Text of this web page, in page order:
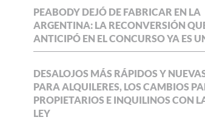
PEABODY DEJÓ DE FABRICAR EN LA
ARGENTINA: LA RECONVERSIÓN
ANTICIPÓ EN EL CONCURSO YA ES
DESALOJOS MÁS RÁPIDOS Y
PARA ALQUILERES, LOS CAMBIOS
PROPIETARIOS E INQUILINOS CON
LEY